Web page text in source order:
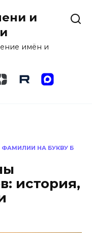
и
имён и
ФАМИЛИИ НА БУКВУ Б
история,